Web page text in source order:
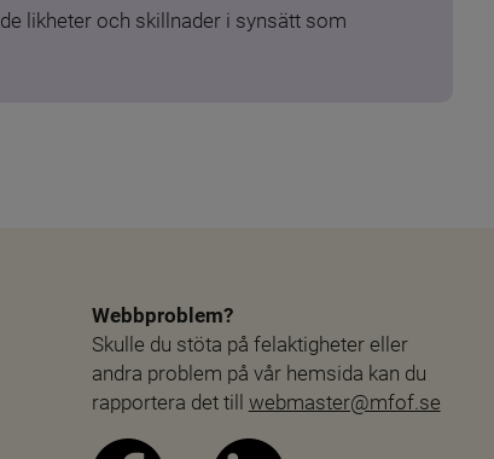
likheter och skillnader i synsätt som
Webbproblem?
Skulle du stöta på felaktigheter eller
andra problem på vår hemsida kan du
rapportera det till webmaster@mfof.se